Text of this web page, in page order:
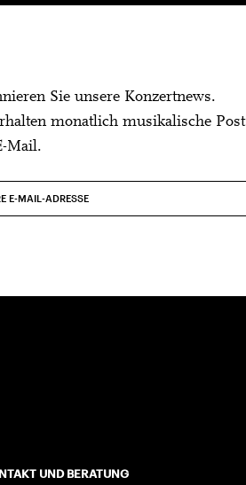
Sie unsere Konzertnews.
monatlich musikalische Post
Mail.
UND BERATUNG